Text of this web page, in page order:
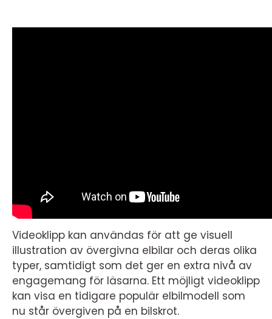
Videoklipp kan användas för att ge visuell
illustration av övergivna elbilar och deras olika
typer, samtidigt som det ger en extra nivå av
engagemang för läsarna. Ett möjligt videoklipp
kan visa en tidigare populär elbilmodell som
nu står övergiven på en bilskrot.